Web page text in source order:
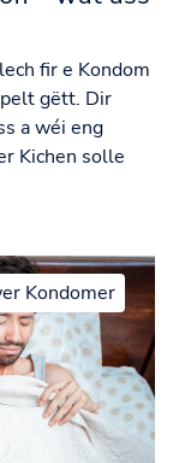
fir e Kondom
gëtt. Dir
a wéi eng
Kichen solle
Kondomer